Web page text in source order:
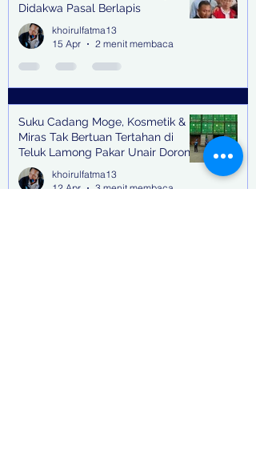
Didakwa Pasal Berlapis
khoirulfatma13
15 Apr
2 menit membaca
Suku Cadang Moge, Kosmetik &
Miras Tak Bertuan Tertahan di
Teluk Lamong Pakar Unair Dorong
Bea Cukai Kejar Big Bos Impor
Ilegal
khoirulfatma13
12 Apr
3 menit membaca